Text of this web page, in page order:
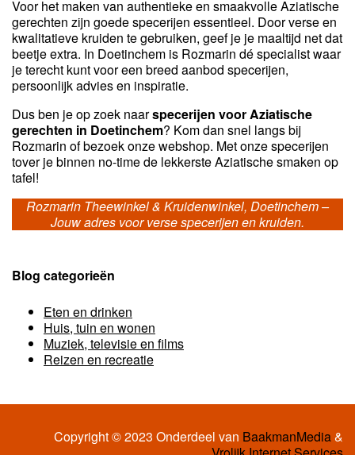
Voor het maken van authentieke en smaakvolle Aziatische
gerechten zijn goede specerijen essentieel. Door verse en
kwalitatieve kruiden te gebruiken, geef je je maaltijd net dat
beetje extra. In Doetinchem is Rozmarin dé specialist waar
je terecht kunt voor een breed aanbod specerijen,
persoonlijk advies en inspiratie.
Dus ben je op zoek naarspecerijen voor Aziatische
gerechten in Doetinchem? Kom dan snel langs bij
Rozmarin of bezoek onze webshop. Met onze specerijen
tover je binnen no-time de lekkerste Aziatische smaken op
tafel!
Rozmarin Theewinkel & Kruidenwinkel, Doetinchem –
Jouw adres voor verse specerijen en kruiden.
Blog categorieën
Eten en drinken
Huis, tuin en wonen
Muziek, televisie en films
Reizen en recreatie
Copyright © 2023 Onderdeel van BaakmanMedia&